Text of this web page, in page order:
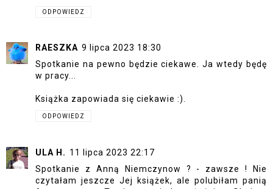
ODPOWIEDZ
RAESZKA 9 lipca 2023 18:30
Spotkanie na pewno będzie ciekawe. Ja wtedy będę
w pracy...
Książka zapowiada się ciekawie :).
ODPOWIEDZ
ULA H. 11 lipca 2023 22:17
Spotkanie z Anną Niemczynow ? - zawsze ! Nie
czytałam jeszcze Jej książek, ale polubiłam panią